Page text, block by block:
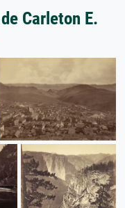
Carleton E.